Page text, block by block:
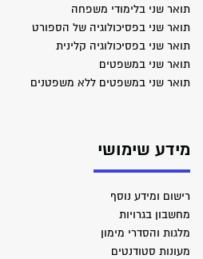
תואר שני בלימודי משפחה
תואר שני בפסיכולוגיה של הספורט
תואר שני בפסיכולוגיה קלינית
תואר שני במשפטים
תואר שני במשפטים ללא משפטנים
מידע שימושי
רישום ומידע נוסף
מחשבון בגרויות
מלגות והסדרי מימון
מעונות סטודנטים